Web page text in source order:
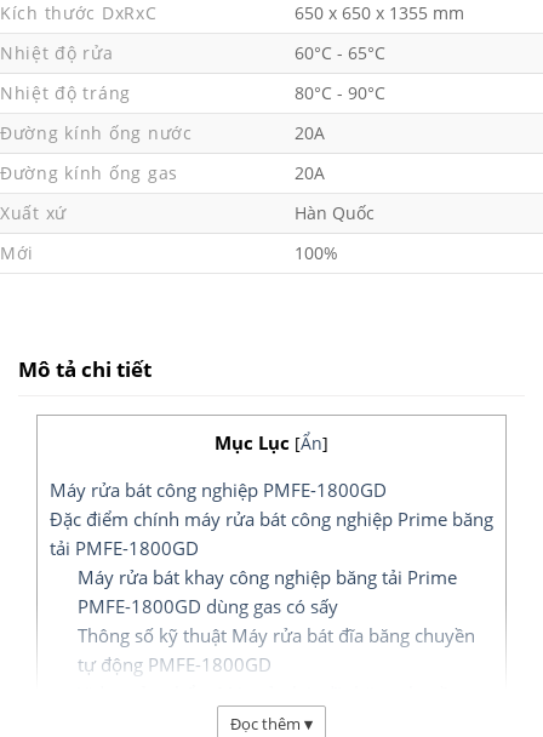
Kích thước DxRxC
650 x 650 x 1355 mm
Nhiệt độ rửa
60°C - 65°C
Nhiệt độ tráng
80°C - 90°C
Đường kính ống nước
20A
Đường kính ống gas
20A
Xuất xứ
Hàn Quốc
Mới
100%
Mô tả chi tiết
Mục Lục [Ẩn]
Máy rửa bát công nghiệp PMFE-1800GD
Đặc điểm chính máy rửa bát công nghiệp Prime băng
tải PMFE-1800GD
Máy rửa bát khay công nghiệp băng tải Prime
PMFE-1800GD dùng gas có sấy
Thông số kỹ thuật Máy rửa bát đĩa băng chuyền
tự động PMFE-1800GD
động PMFE-1800GDĐọc thêm ▾